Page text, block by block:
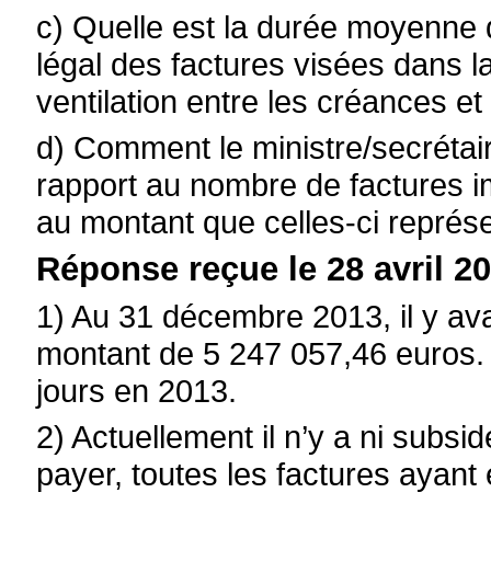
c) Quelle est la durée
légal des factures visées dans
ventilation entre les créances
d) Comment le ministre/
rapport au nombre de factures
au montant que celles-ci
Réponse reçue le 28 avril
1) Au 31 décembre 2013, il y
montant de 5 247 057,46
jours en 2013.
2) Actuellement il n’y a ni
payer, toutes les factures ayant